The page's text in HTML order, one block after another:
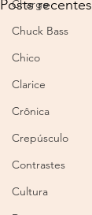
Charge
Chuck Bass
Chico
Clarice
Crônica
Crepúsculo
Contrastes
Cultura
Posts recentes